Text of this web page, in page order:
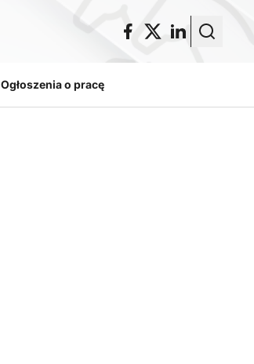
Ogłoszenia o pracę